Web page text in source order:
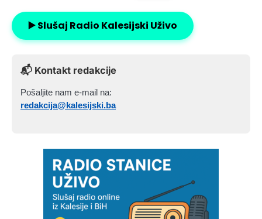
▶️ Slušaj Radio Kalesijski Uživo
📬 Kontakt redakcije
Pošaljite nam e-mail na:
redakcija@kalesijski.ba